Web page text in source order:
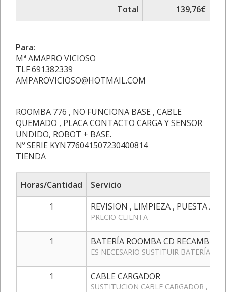
Total
139,76€
Para:
Mª AMAPRO VICIOSO
TLF 691382339
AMPAROVICIOSO@HOTMAIL.COM
ROOMBA 776 , NO FUNCIONA BASE , CABLE
QUEMADO , PLACA CONTACTO CARGA Y SENSOR
UNDIDO, ROBOT + BASE.
Nº SERIE KYN776041507230400814
TIENDA
Horas/Cantidad
Servicio
1
REVISION , LIMPIEZA , PUESTA A
PRECIO CLIENTA
1 BATERÍA ROOMBA CD RECAMBIOS
ES NECESARIO SUSTITUIR BATERÍA
1 CABLE CARGADOR
SUSTITUCION CABLE CARGADOR ,